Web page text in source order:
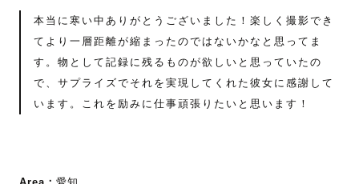
本当に寒い中ありがとうございました！楽しく撮影でき
てより一層距離が縮まったのではないかなと思ってま
す。物として記録に残るものが欲しいと思っていたの
で、サプライズでそれを実現してくれた彼女に感謝して
います。これを励みに仕事頑張りたいと思います！